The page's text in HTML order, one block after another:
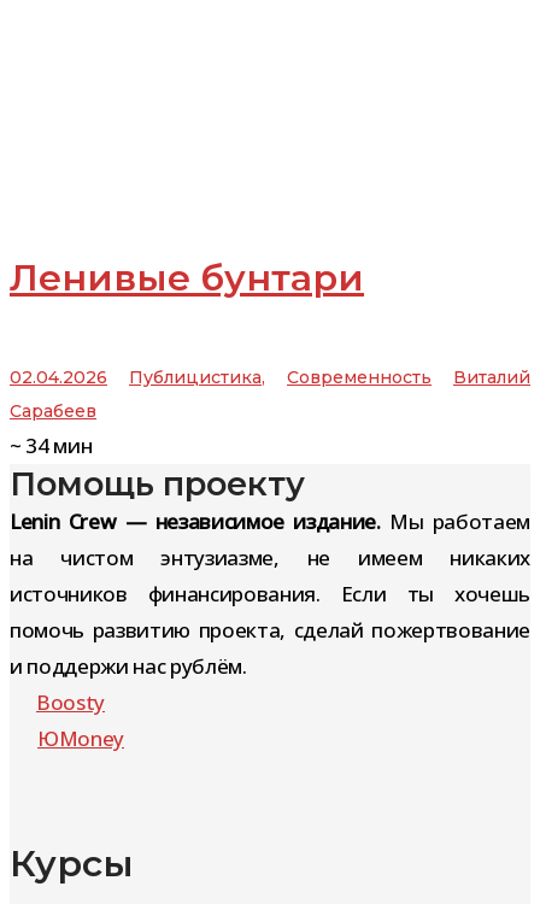
Ленивые бунтари
02.04.2026 Публицистика, Современность
Виталий
Сарабеев
~ 34мин
Помощь проекту
Lenin Crew — независимое издание.Мы работаем
на чистом энтузиазме, не имеем никаких
источников финансирования. Если ты хочешь
помочь развитию проекта, сделай пожертвование
и поддержи нас рублём.
Boosty
ЮMoney
Курсы